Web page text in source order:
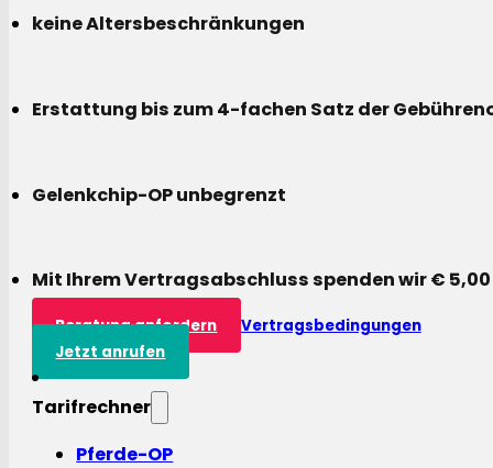
keine Altersbeschränkungen
Erstattung bis zum 4-fachen Satz der
Gelenkchip-OP unbegrenzt
Mit Ihrem Vertragsabschluss spenden wir €
Beratung anfordern
Vertragsbedingungen
Jetzt anrufen
Tarifrechner
Pferde-OP